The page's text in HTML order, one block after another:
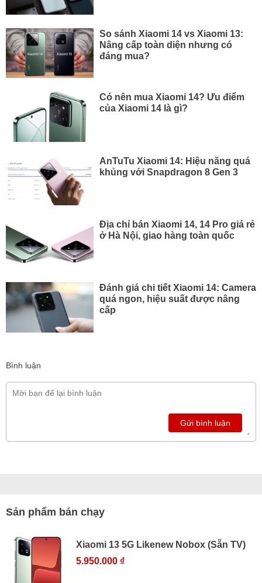
So sánh Xiaomi 14 vs Xiaomi 13:
Nâng cấp toàn diện nhưng có
đáng mua?
Có nên mua Xiaomi 14? Ưu điểm
của Xiaomi 14 là gì?
AnTuTu Xiaomi 14: Hiệu năng quá
khủng với Snapdragon 8 Gen 3
Địa chỉ bán Xiaomi 14, 14 Pro giá rẻ
ở Hà Nội, giao hàng toàn quốc
Đánh giá chi tiết Xiaomi 14: Camera
quá ngon, hiệu suất được nâng
cấp
Bình luận
Gửi bình luận
Sản phẩm bán chạy
Xiaomi 13 5G Likenew Nobox (Sẵn TV)
5.950.000 ₫